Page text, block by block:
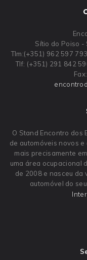
Sítio do Poiso
Tlm:(+351) 962 597
Tlf: (+351) 291 842
O Stand Encontro dos
de automóveis novos
mais precisamente
uma área ocupacional
de 2008 e nasceu da
automóvel do